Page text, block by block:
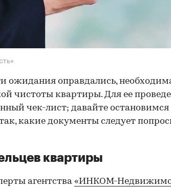
ожидания оправдались,
чистоты квартиры. Для ее
чек-лист; давайте остановимся
какие документы следует
квартиры
агентства «ИНКОМ-